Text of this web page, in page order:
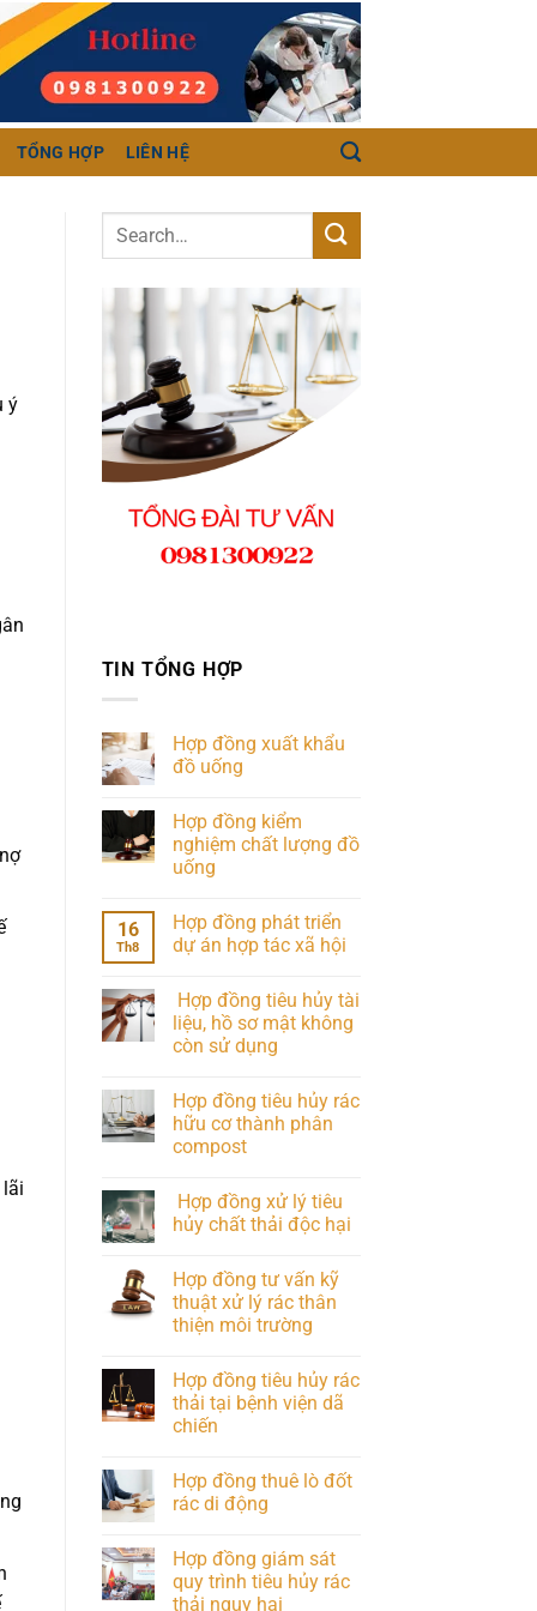
TỔNG HỢP LIÊN HỆ
ý
TIN TỔNG HỢP
Hợp đồng xuất khẩu
đồ uống
Hợp đồng kiểm
nghiệm chất lượng đồ
uống
16
Th8
Hợp đồng phát triển
dự án hợp tác xã hội
Hợp đồng tiêu hủy tài
liệu, hồ sơ mật không
còn sử dụng
Hợp đồng tiêu hủy rác
hữu cơ thành phân
compost
Hợp đồng xử lý tiêu
hủy chất thải độc hại
Hợp đồng tư vấn kỹ
thuật xử lý rác thân
thiện môi trường
Hợp đồng tiêu hủy rác
thải tại bệnh viện dã
chiến
Hợp đồng thuê lò đốt
rác di động
Hợp đồng giám sát
quy trình tiêu hủy rác
thải nguy hại